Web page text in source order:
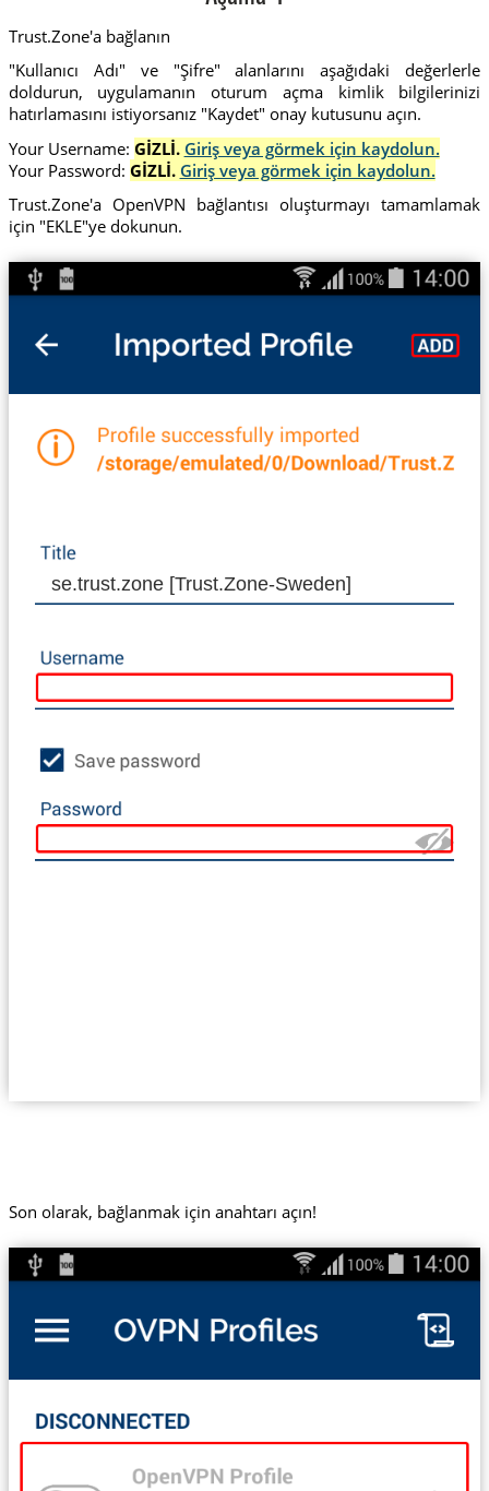
Trust.Zone'a bağlanın
"Kullanıcı Adı" ve "Şifre" alanlarını aşağıdaki değerlerle
doldurun, uygulamanın oturum açma kimlik bilgilerinizi
hatırlamasını istiyorsanız "Kaydet" onay kutusunu açın.
Your Username: GİZLİ. Giriş veya görmek için kaydolun.
Your Password: GİZLİ. Giriş veya görmek için kaydolun.
Trust.Zone'a OpenVPN bağlantısı oluşturmayı tamamlamak
için "EKLE"ye dokunun.
se.trust.zone [Trust.Zone-Sweden]
Son olarak, bağlanmak için anahtarı açın!